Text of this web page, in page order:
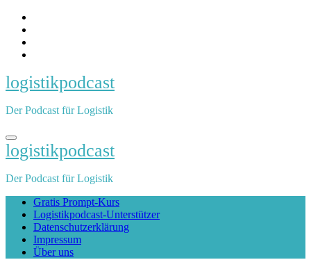
Zum
Inhalt
springen
logistikpodcast
Der Podcast für Logistik
logistikpodcast
Der Podcast für Logistik
Gratis Prompt-Kurs
Logistikpodcast-Unterstützer
Datenschutzerklärung
Impressum
Über uns